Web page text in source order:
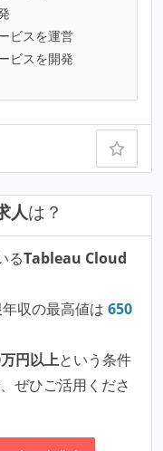
ビスを運営
ビスを開発
人は？
るTableau Cloud
収の最高値は 650
円以上という条件
ぜひご活用くださ